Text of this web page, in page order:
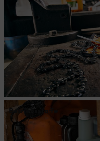
Betriebsstoffe